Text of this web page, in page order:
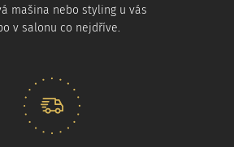
mašina nebo styling u vás
v salonu co nejdříve.